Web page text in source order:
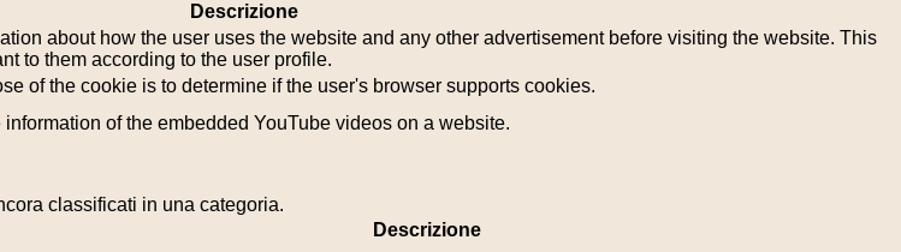
Descrizione
about how the user uses the website and any other advertisement before visiting the website. This
to them according to the user profile.
of the cookie is to determine if the user's browser supports cookies.
of the embedded YouTube videos on a website.
classificati in una categoria.
Descrizione